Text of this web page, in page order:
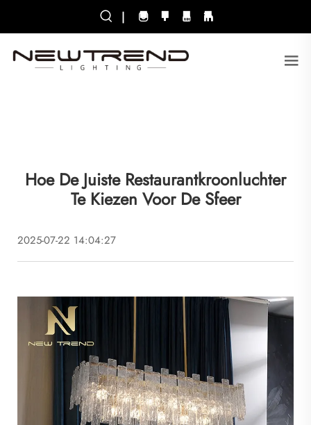
|
Hoe De Juiste Restaurantkroonluchter
Te Kiezen Voor De Sfeer
2025-07-22 14:04:27